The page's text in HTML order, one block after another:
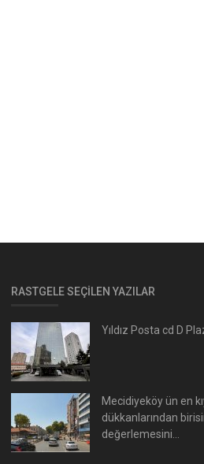
RASTGELE SEÇILEN YAZILAR
Yıldız Posta cd D
Mecidiyeköy ün en
dükkanlarından
değerlemesini...